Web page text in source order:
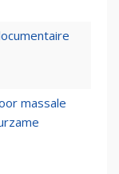
massale